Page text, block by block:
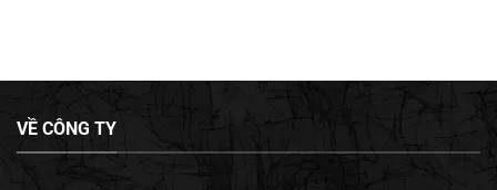
VỀ CÔNG TY